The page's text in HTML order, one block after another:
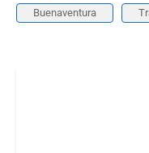
Buenaventura